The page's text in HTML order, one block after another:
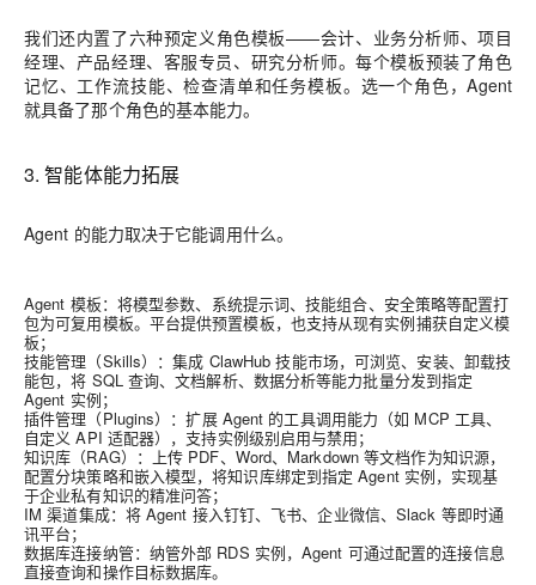
我们还内置了六种预定义角色模板——会计、业务分析师、项目
经理、产品经理、客服专员、研究分析师。每个模板预装了角色
记忆、工作流技能、检查清单和任务模板。选一个角色，Agent
就具备了那个角色的基本能力。
3. 智能体能力拓展
Agent 的能力取决于它能调用什么。
Agent 模板：将模型参数、系统提示词、技能组合、安全策略等配置打
包为可复用模板。平台提供预置模板，也支持从现有实例捕获自定义模
板；
技能管理（Skills）：集成 ClawHub 技能市场，可浏览、安装、卸载技
能包，将 SQL 查询、文档解析、数据分析等能力批量分发到指定
Agent 实例；
插件管理（Plugins）：扩展 Agent 的工具调用能力（如 MCP 工具、
自定义 API 适配器），支持实例级别启用与禁用；
知识库（RAG）：上传 PDF、Word、Markdown 等文档作为知识源，
配置分块策略和嵌入模型，将知识库绑定到指定 Agent 实例，实现基
于企业私有知识的精准问答；
IM 渠道集成：将 Agent 接入钉钉、飞书、企业微信、Slack 等即时通
讯平台；
数据库连接纳管：纳管外部 RDS 实例，Agent 可通过配置的连接信息
直接查询和操作目标数据库。